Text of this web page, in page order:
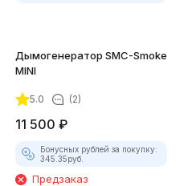
Дымогенератор SMC-Smoke
MINI
5.0 (2)
11 500 ₽
Бонусных рублей за покупку:
345.35руб.
Предзаказ